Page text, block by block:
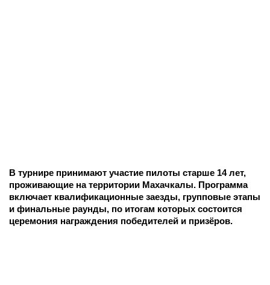
В турнире принимают участие пилоты старше 14 лет,
проживающие на территории Махачкалы. Программа
включает квалификационные заезды, групповые этапы
и финальные раунды, по итогам которых состоится
церемония награждения победителей и призёров.